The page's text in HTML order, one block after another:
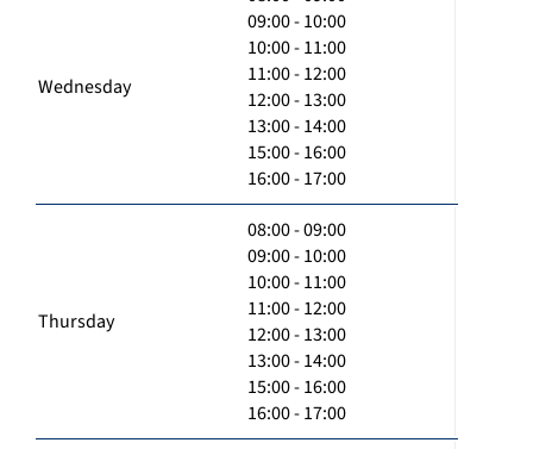
Wednesday
09:00 - 10:00
10:00 - 11:00
11:00 - 12:00
12:00 - 13:00
13:00 - 14:00
15:00 - 16:00
16:00 - 17:00
Thursday
08:00 - 09:00
09:00 - 10:00
10:00 - 11:00
11:00 - 12:00
12:00 - 13:00
13:00 - 14:00
15:00 - 16:00
16:00 - 17:00